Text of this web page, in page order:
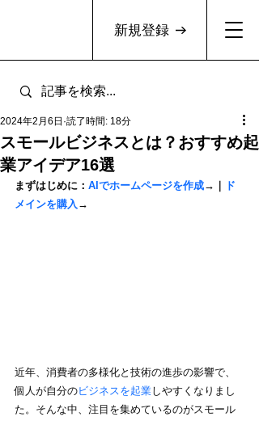
新規登録
スモールビジネスとは？おすすめ起
業アイデア16選
2024年2月6日 読了時間: 18分
まずはじめに： AIでホームページを作成→｜
ド
メインを購入 →
近年、消費者の多様化と技術の進歩の影響で、
個人が自分のビジネスを起業しやすくなりまし
た。そんな中、注目を集めているのがスモール